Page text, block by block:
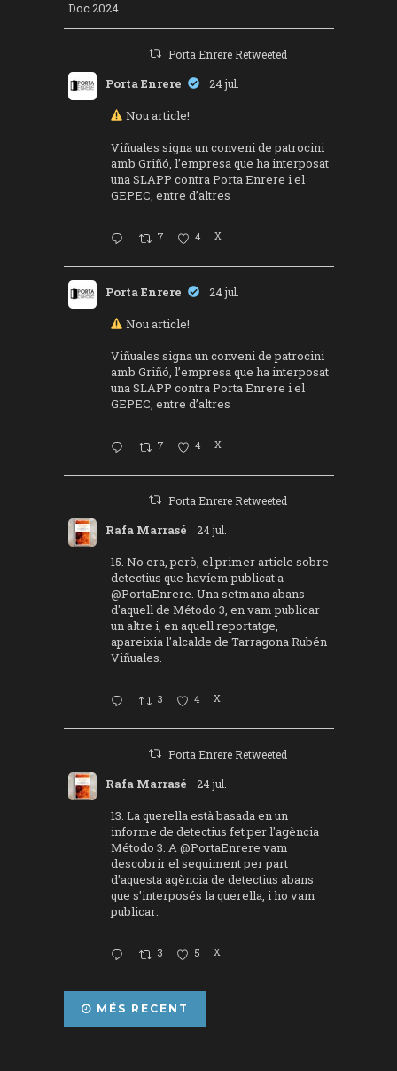
Doc 2024.
Porta Enrere Retweeted
Porta Enrere 24 jul.
Nou article!
Viñuales signa un conveni de patrocini
amb Griñó, l’empresa que ha interposat
una SLAPP contra Porta Enrere i el
GEPEC, entre d’altres
7 4 X
Porta Enrere 24 jul.
Nou article!
Viñuales signa un conveni de patrocini
amb Griñó, l’empresa que ha interposat
una SLAPP contra Porta Enrere i el
GEPEC, entre d’altres
7 4 X
Porta Enrere Retweeted
Rafa Marrasé 24 jul.
15. No era, però, el primer article sobre
detectius que havíem publicat a
@PortaEnrere. Una setmana abans
d'aquell de Método 3, en vam publicar
un altre i, en aquell reportatge,
apareixia l'alcalde de Tarragona Rubén
Viñuales.
3 4 X
Porta Enrere Retweeted
Rafa Marrasé 24 jul.
13. La querella està basada en un
informe de detectius fet per l'agència
Método 3. A@PortaEnrere vam
descobrir el seguiment per part
d'aquesta agència de detectius abans
que s'interposés la querella, i ho vam
publicar:
3 5 X
MÉS RECENT